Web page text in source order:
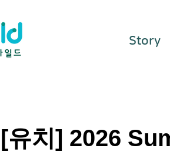
Story
[유치] 2026